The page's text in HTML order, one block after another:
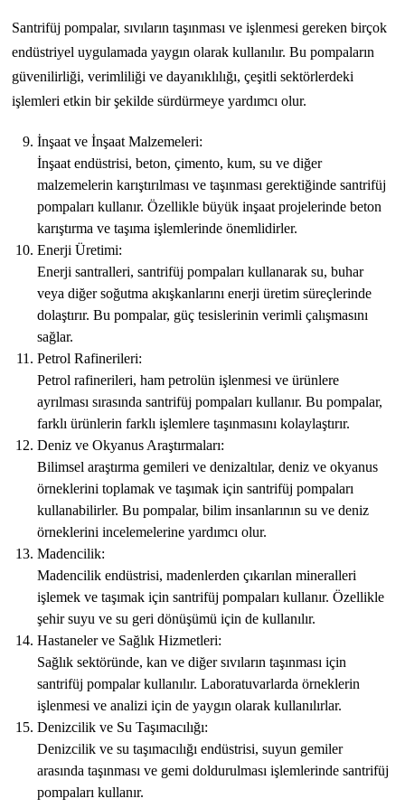
Santrifüj pompalar, sıvıların taşınması ve işlenmesi gereken birçok
endüstriyel uygulamada yaygın olarak kullanılır. Bu pompaların
güvenilirliği, verimliliği ve dayanıklılığı, çeşitli sektörlerdeki
işlemleri etkin bir şekilde sürdürmeye yardımcı olur.
İnşaat ve İnşaat Malzemeleri:
İnşaat endüstrisi, beton, çimento, kum, su ve diğer
malzemelerin karıştırılması ve taşınması gerektiğinde santrifüj
pompaları kullanır. Özellikle büyük inşaat projelerinde beton
karıştırma ve taşıma işlemlerinde önemlidirler.
Enerji Üretimi:
Enerji santralleri, santrifüj pompaları kullanarak su, buhar
veya diğer soğutma akışkanlarını enerji üretim süreçlerinde
dolaştırır. Bu pompalar, güç tesislerinin verimli çalışmasını
sağlar.
Petrol Rafinerileri:
Petrol rafinerileri, ham petrolün işlenmesi ve ürünlere
ayrılması sırasında santrifüj pompaları kullanır. Bu pompalar,
farklı ürünlerin farklı işlemlere taşınmasını kolaylaştırır.
Deniz ve Okyanus Araştırmaları:
Bilimsel araştırma gemileri ve denizaltılar, deniz ve okyanus
örneklerini toplamak ve taşımak için santrifüj pompaları
kullanabilirler. Bu pompalar, bilim insanlarının su ve deniz
örneklerini incelemelerine yardımcı olur.
Madencilik:
Madencilik endüstrisi, madenlerden çıkarılan mineralleri
işlemek ve taşımak için santrifüj pompaları kullanır. Özellikle
şehir suyu ve su geri dönüşümü için de kullanılır.
Hastaneler ve Sağlık Hizmetleri:
Sağlık sektöründe, kan ve diğer sıvıların taşınması için
santrifüj pompalar kullanılır. Laboratuvarlarda örneklerin
işlenmesi ve analizi için de yaygın olarak kullanılırlar.
Denizcilik ve Su Taşımacılığı:
Denizcilik ve su taşımacılığı endüstrisi, suyun gemiler
arasında taşınması ve gemi doldurulması işlemlerinde santrifüj
pompaları kullanır.